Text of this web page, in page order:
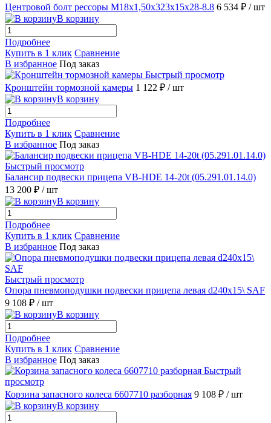
Центровой болт рессоры М18х1,50х323х15х28-8.8 6 534 ₽ / шт
В корзину
Подробнее
Купить в 1 клик Сравнение
В избранное Под заказ
Быстрый просмотр
Кронштейн тормозной камеры 1 122 ₽ / шт
В корзину
Подробнее
Купить в 1 клик Сравнение
В избранное Под заказ
Быстрый просмотр
Балансир подвески прицепа VB-HDE 14-20t (05.291.01.14.0)
13 200 ₽ / шт
В корзину
Подробнее
Купить в 1 клик Сравнение
В избранное Под заказ
Быстрый просмотр
Опора пневмоподушки подвески прицепа левая d240x15\ SAF
9 108 ₽ / шт
В корзину
Подробнее
Купить в 1 клик Сравнение
В избранное Под заказ
Быстрый
просмотр
Корзина запасного колеса 6607710 разборная 9 108 ₽ / шт
В корзину